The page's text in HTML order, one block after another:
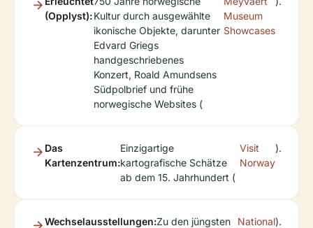
(Opplyst):Kultur durch ausgewählte
ikonische Objekte, darunter
Edvard Griegs
handgeschriebenes
Konzert, Roald Amundsens
Südpolbrief und frühe
norwegische Websites (
Museum
Showcases
Das
Kartenzentrum:
Einzigartige
kartografische Schätze
ab dem 15. Jahrhundert (
Visit
Norway
).
Wechselausstellungen:Zu den jüngsten
National).